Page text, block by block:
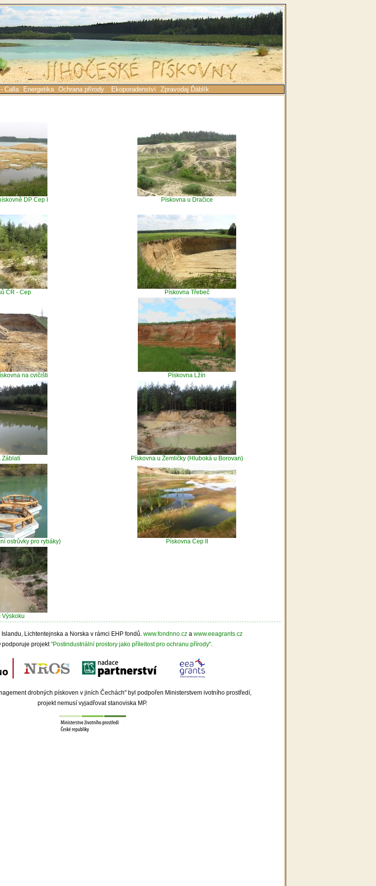
Calla Energetika Ochrana přírody Ekoporadenství Zpravodaj Ďáblík
DP Cep I Pískovna u Dračice
ČR - Cep Pískovna Třebeč
na cvičišti Pískovna Lžín
Záblatí Pískovna u Žemličky (Hluboká u Borovan)
ostrůvky pro rybáky) Pískovna Cep II
Výskoku
Lichtentejnska a Norska v rámci EHP fondů. www.fondnno.cz a www.eeagrants.cz
podporuje projekt"Postindustriální prostory jako příleitost pro ochranu přírody"
drobných pískoven v jiních Čechách" byl podpořen Ministerstvem ivotního prostředí,
projekt nemusí vyjadřovat stanoviska MP.